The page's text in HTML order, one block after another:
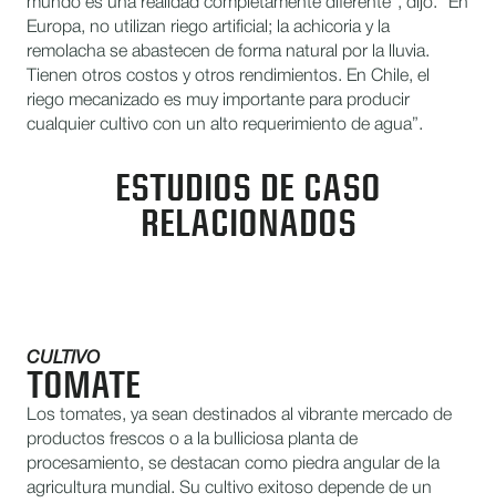
mundo es una realidad completamente diferente”, dijo. “En
Europa, no utilizan riego artificial; la achicoria y la
remolacha se abastecen de forma natural por la lluvia.
Tienen otros costos y otros rendimientos. En Chile, el
riego mecanizado es muy importante para producir
cualquier cultivo con un alto requerimiento de agua”.
ESTUDIOS DE CASO
RELACIONADOS
CULTIVO
TOMATE
Los tomates, ya sean destinados al vibrante mercado de
productos frescos o a la bulliciosa planta de
procesamiento, se destacan como piedra angular de la
agricultura mundial. Su cultivo exitoso depende de un